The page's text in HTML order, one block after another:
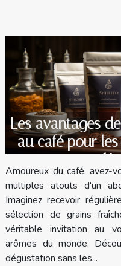
Les avantages
au café pour
Amoureux du café, avez-
multiples atouts d'un
Imaginez recevoir
sélection de grains
véritable invitation au
arômes du monde.
dégustation sans les...